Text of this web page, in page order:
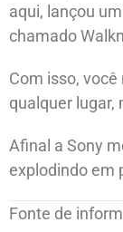
aqui, lançou
chamado
Com isso,
qualquer lugar,
Afinal a Sony
explodindo em
Fonte de